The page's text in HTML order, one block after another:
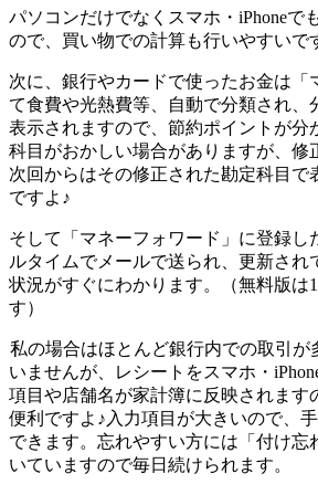
パソコンだけでなくスマホ・iPhoneで
ので、買い物での計算も行いやすいで
次に、銀行やカードで使ったお金は「
て食費や光熱費等、自動で分類され、
表示されますので、節約ポイントが分
科目がおかしい場合がありますが、修
次回からはその修正された勘定科目で
ですよ♪
そして「マネーフォワード」に登録し
ルタイムでメールで送られ、更新され
状況がすぐにわかります。（無料版は
す）
私の場合はほとんど銀行内での取引が
いませんが、レシートをスマホ・
項目や店舗名が家計簿に反映されます
便利ですよ♪入力項目が大きいので、
できます。忘れやすい方には「付け忘
いていますので毎日続けられます。